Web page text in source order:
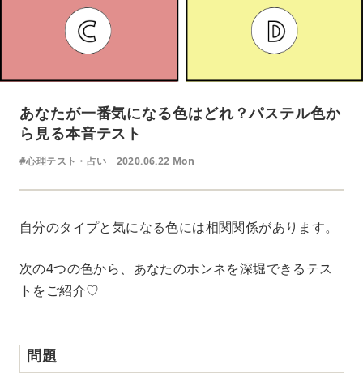
あなたが一番気になる色はどれ？パステル色か
ら見る本音テスト
#心理テスト・占い 2020.06.22 Mon
自分のタイプと気になる色には相関関係があります。
次の4つの色から、あなたのホンネを深堀できるテス
トをご紹介♡
問題